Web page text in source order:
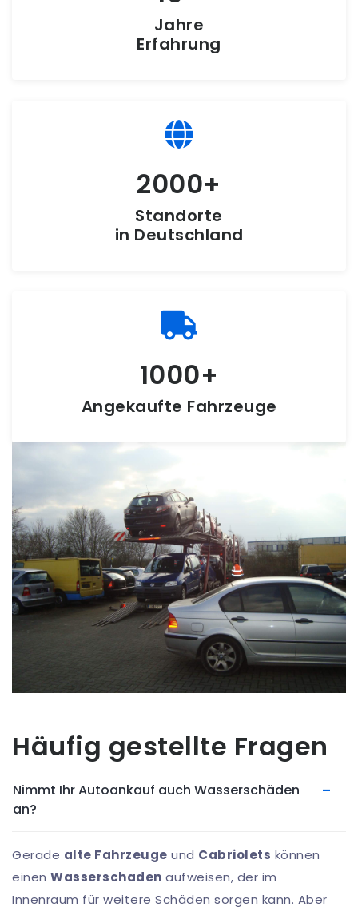
Jahre
Erfahrung
2000
Standorte
in Deutschland
1000
Angekaufte Fahrzeuge
Häufig gestellte Fragen
Nimmt Ihr Autoankauf auch Wasserschäden
an?
Gerade alte Fahrzeuge und Cabriolets können
einen Wasserschaden aufweisen, der im
Innenraum für weitere Schäden sorgen kann. Aber